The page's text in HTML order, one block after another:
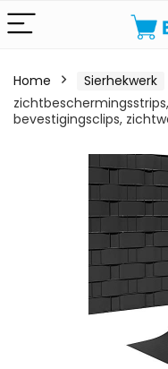
Home Sierhekwerk
bevestigingsclips,